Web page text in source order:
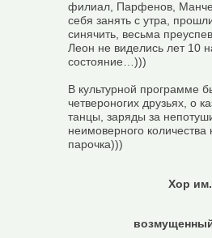
филиал, Парфенов,
себя занять с утра,
синячить, весьма
Леон не виделись лет 10
состояние…)))
В культурной программе
четвероногих друзьях, о
танцы, заряды за
неимоверного
парочка)))
Хор